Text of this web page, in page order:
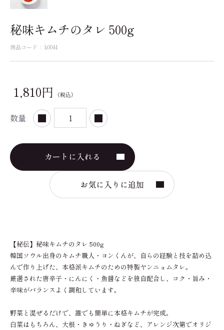
秘味キムチのタレ 500g
商品コード： k0044
1,810円 （税込）
数量
カートに入れる
お気に入りに追加
【秘伝】秘味キムチのタレ 500g
韓国ソウル出身のキムチ職人・ヨンくんが、自らの経験と技を詰め込
んで作り上げた、本格派キムチのための特製ヤンニョムタレ。
厳選された唐辛子・にんにく・魚醤などを独自配合し、コク・旨み・
辛味がバランスよく調和しています。
野菜と混ぜるだけで、誰でも簡単に本格キムチが完成。
白菜はもちろん、大根・きゅうり・ねぎなど、アレンジ次第でオリジ